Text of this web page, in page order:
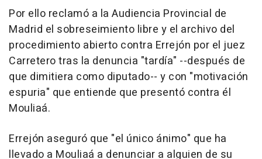
Por ello reclamó a la Audiencia Provincial de
Madrid el sobreseimiento libre y el archivo del
procedimiento abierto contra Errejón por el juez
Carretero tras la denuncia "tardía" --después de
que dimitiera como diputado-- y con "motivación
espuria" que entiende que presentó contra él
Mouliaá.
Errejón aseguró que "el único ánimo" que ha
llevado a Mouliaá a denunciar a alguien de su